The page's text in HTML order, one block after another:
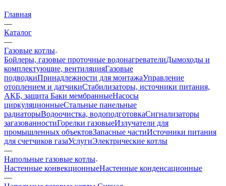
Главная
—
Каталог
—
Газовые котлы
Бойлеры, газовые проточные водонагревателиДымоходы и
комплектующие, вентиляцияГазовые
подводкиПринадлежности для монтажаУправление
отоплением и датчикиСтабилизаторы, источники питания,
АКБ, защита Баки мембранныеНасосы
циркуляционныеСтальные панельные
радиаторыВодоочистка, водоподготовкаСигнализаторы
загазованностиГорелки газовыеИзлучатели для
промышленных объектовЗапасные частиИсточники питания
для счетчиков газаУслугиЭлектрические котлы
—
Напольные газовые котлы
Настенные конвекционныеНастенные конденсационные
—